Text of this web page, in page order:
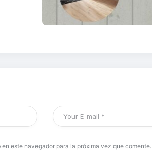
este navegador para la próxima vez que comente.